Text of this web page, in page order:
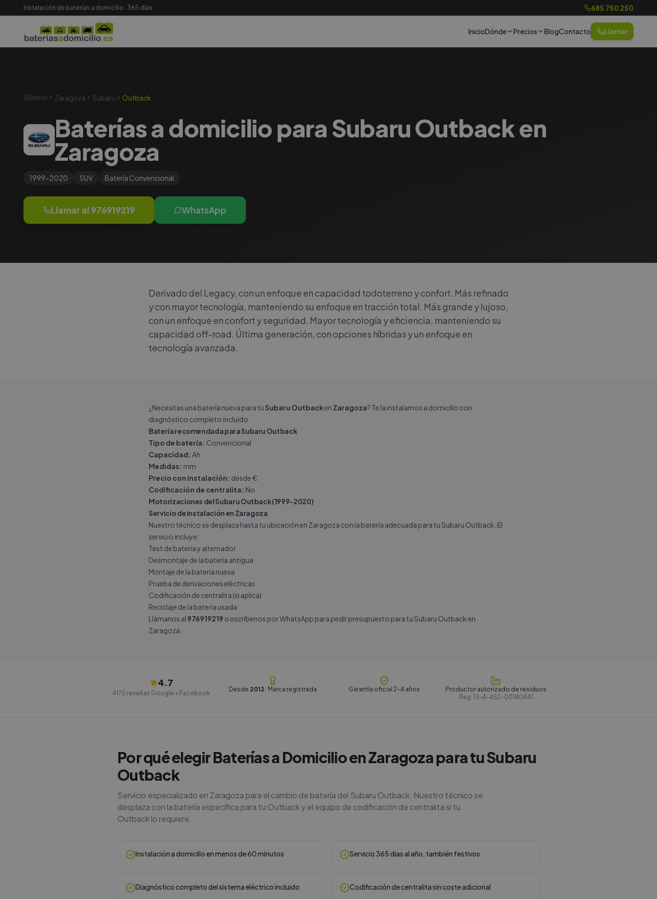
Instalación de baterías a domicilio · 365 días 685 750 250
InicioDónde Precios BlogContacto Llamar
Inicio Zaragoza Subaru Outback
Baterías a domicilio para Subaru Outback en
Zaragoza
1999-2020 SUV Batería Convencional
Llamar al 976919219 WhatsApp
Derivado del Legacy, con un enfoque en capacidad todoterreno y confort. Más refinado
y con mayor tecnología, manteniendo su enfoque en tracción total. Más grande y lujoso,
con un enfoque en confort y seguridad. Mayor tecnología y eficiencia, manteniendo su
capacidad off-road. Última generación, con opciones híbridas y un enfoque en
tecnología avanzada.
¿Necesitas una batería nueva para tu Subaru Outbacken Zaragoza? Te la instalamos a domicilio con
diagnóstico completo incluido.
Batería recomendada para Subaru Outback
Tipo de batería: Convencional
Capacidad: Ah
Medidas: mm
Precio con instalación: desde €
Codificación de centralita: No
Motorizaciones del Subaru Outback (1999-2020)
Servicio de instalación en Zaragoza
Nuestro técnico se desplaza hasta tu ubicación en Zaragoza con la batería adecuada para tu Subaru Outback. El
servicio incluye:
Test de batería y alternador
Desmontaje de la batería antigua
Montaje de la batería nueva
Prueba de derivaciones eléctricas
Codificación de centralita (si aplica)
Reciclaje de la batería usada
Llámanos al 976919219 o escríbenos porWhatsApp para pedir presupuesto para tu Subaru Outback en
Zaragoza.
4.7
4175 reseñas Google + Facebook
Desde 2012 · Marca registrada Garantía oficial 2-4 años
Productor autorizado de residuos
Reg. 13-A-452-00140441
Por qué elegir Baterías a Domicilio en Zaragoza para tu Subaru
Outback
Servicio especializado en Zaragoza para el cambio de batería del Subaru Outback. Nuestro técnico se
desplaza con la batería específica para tu Outback y el equipo de codificación de centralita si tu
Outback lo requiere.
Instalación a domicilio en menos de 60 minutos Servicio 365 días al año, también festivos
Diagnóstico completo del sistema eléctrico incluido Codificación de centralita sin coste adicional